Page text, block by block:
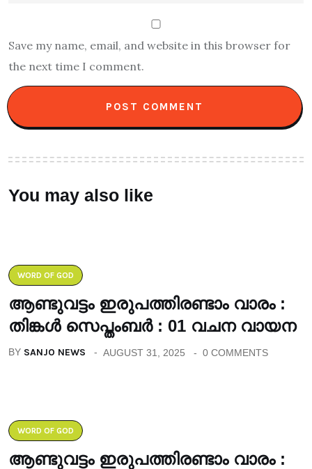
Save my name, email, and website in this browser for
the next time I comment.
You may also like
WORD OF GOD
ആണ്ടുവട്ടം ഇരുപത്തിരണ്ടാം വാരം :
തിങ്കൾ സെപ്തംബർ : 01 വചന വായന
BY SANJO NEWS AUGUST 31, 2025 0 COMMENTS
WORD OF GOD
ആണ്ടുവട്ടം ഇരുപത്തിരണ്ടാം വാരം :